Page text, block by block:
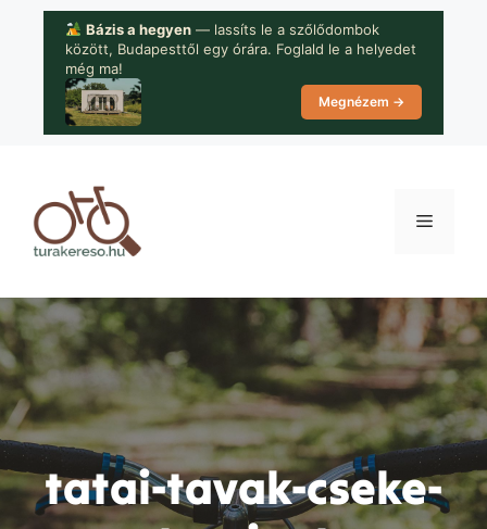
Kilépés
tartalomba
Bázis a hegyen— lassíts le a szőlődombok
között, Budapesttől egy órára. Foglald le a helyedet
még ma!
Megnézem →
Menü
tatai-tavak-cseke-